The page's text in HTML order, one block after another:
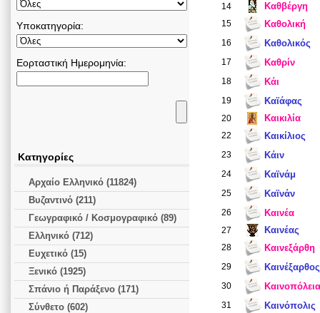
Υποκατηγορία:
Εορταστική Ημερομηνία:
Κατηγορίες
Αρχαίο Ελληνικό (11824)
Βυζαντινό (211)
Γεωγραφικό / Κοσμογραφικό (89)
Ελληνικό (712)
Ευχετικό (15)
Ξενικό (1925)
Σπάνιο ή Παράξενο (171)
Σύνθετο (602)
14 Καθβέργη
15 Καθολική
16 Καθολικός
17 Καθρίν
18 Κάι
19 Καϊάφας
20 Καικιλία
22 Καικίλιος
23 Κάιν
24 Καϊνάμ
25 Καϊνάν
26 Καινέα
27 Καινέας
28 Καινεξάρθη
29 Καινέξαρθος
30 Καινοπόλεια
31 Καινόπολις